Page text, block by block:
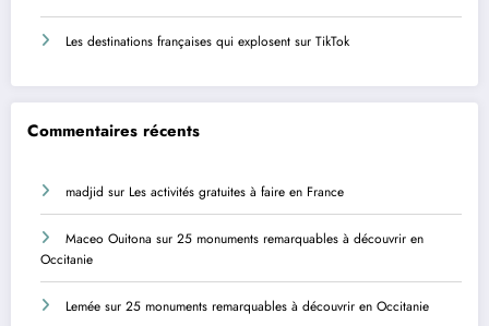
Les destinations françaises qui explosent sur TikTok
Commentaires récents
madjid sur Les activités gratuites à faire en France
Maceo Ouitona sur 25 monuments remarquables à découvrir en
Occitanie
Lemée sur 25 monuments remarquables à découvrir en Occitanie